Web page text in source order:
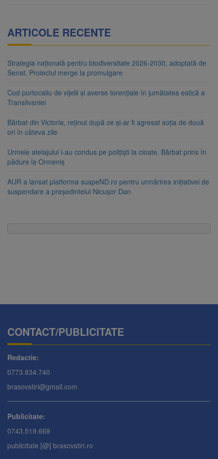
ARTICOLE RECENTE
Strategia națională pentru biodiversitate 2026-2030, adoptată de
Senat. Proiectul merge la promulgare
Cod portocaliu de vijelii și averse torențiale în jumătatea estică a
Transilvaniei
Bărbat din Victoria, reținut după ce și-ar fi agresat soția de două
ori în câteva zile
Urmele atelajului i-au condus pe polițiști la cioate. Bărbat prins în
pădure la Ormeniș
AUR a lansat platforma suspeND.ro pentru urmărirea inițiativei de
suspendare a președintelui Nicușor Dan
CONTACT/PUBLICITATE
Redactie:
0773.834.740
brasovstiri@gmail.com
Publicitate:
0743.519.669
publicitate [@] brasovstiri.ro